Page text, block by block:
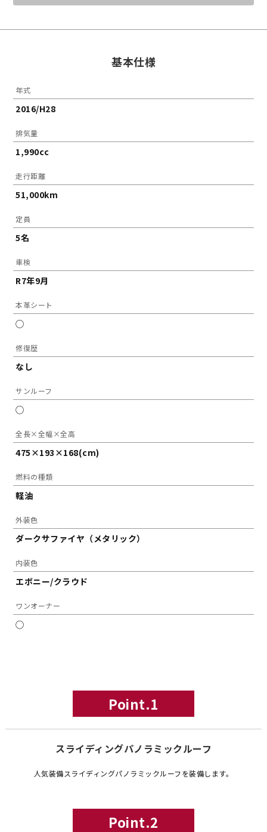
基本仕様
年式
2016/H28
排気量
1,990cc
走行距離
51,000km
定員
5名
車検
R7年9月
本革シート
◯
修復歴
なし
サンルーフ
◯
全長×全幅×全高
475×193×168(cm)
燃料の種類
軽油
外装色
ダークサファイヤ（メタリック）
内装色
エボニー/クラウド
ワンオーナー
◯
Point.1
スライディングパノラミックルーフ
人気装備スライディングパノラミックルーフを装備します。
Point.2